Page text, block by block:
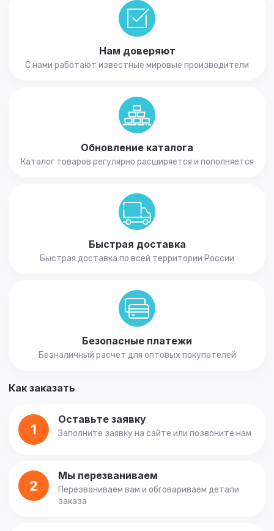
Нам доверяют
С нами работают известные мировые производители
Обновление каталога
Каталог товаров регулярно расширяется и пополняется
Быстрая доставка
Быстрая доставка по всей территории России
Безопасные платежи
Безналичный расчет для оптовых покупателей
Как заказать
1
Оставьте заявку
Заполните заявку на сайте или позвоните нам
2
Мы перезваниваем
Перезваниваем вам и обговариваем детали
заказа